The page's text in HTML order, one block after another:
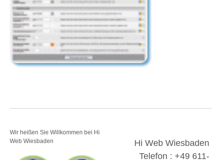
Wir heißen Sie Willkommen bei Hi
Web Wiesbaden
Hi Web Wiesbaden
Telefon : +49 611-